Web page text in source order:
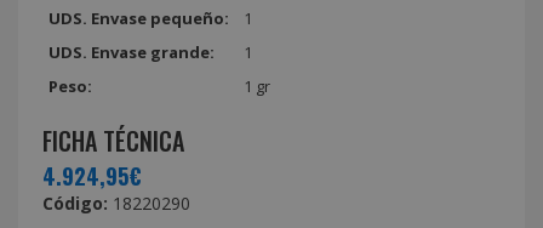
UDS. Envase pequeño:
1
UDS. Envase grande:
1
Peso:
1 gr
FICHA TÉCNICA
4.924,95€
Código: 18220290